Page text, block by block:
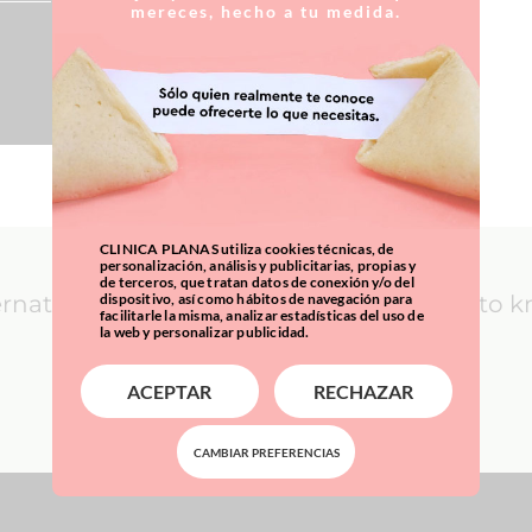
Patients: everything you need to
LEARN MORE
mereces, hecho a tu medida.
CLINICA PLANAS utiliza cookies técnicas, de
personalización, análisis y publicitarias, propias y
de terceros, que tratan datos de conexión y/o del
dispositivo, así como hábitos de navegación para
facilitarle la misma, analizar estadísticas del uso de
la web y personalizar publicidad.
ACEPTAR RECHAZAR
CAMBIAR PREFERENCIAS